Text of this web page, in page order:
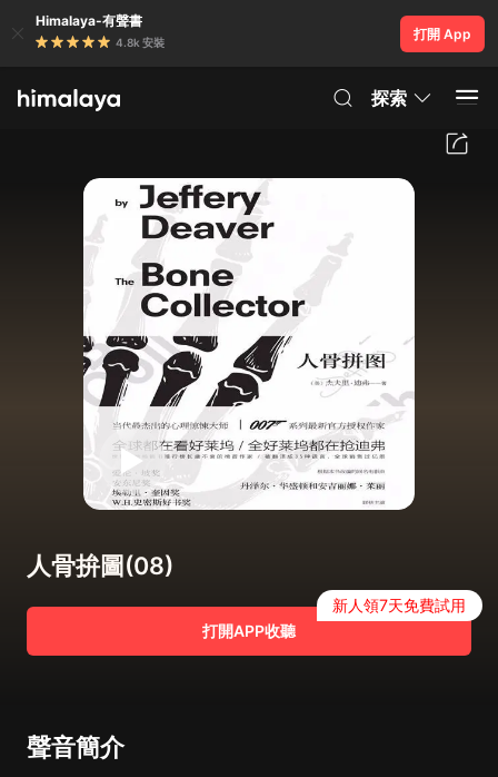
Himalaya-有聲書
4.8k 安裝
打開 App
探索
人骨拚圖(08)
打開APP收聽
新人領7天免費試用
聲音簡介